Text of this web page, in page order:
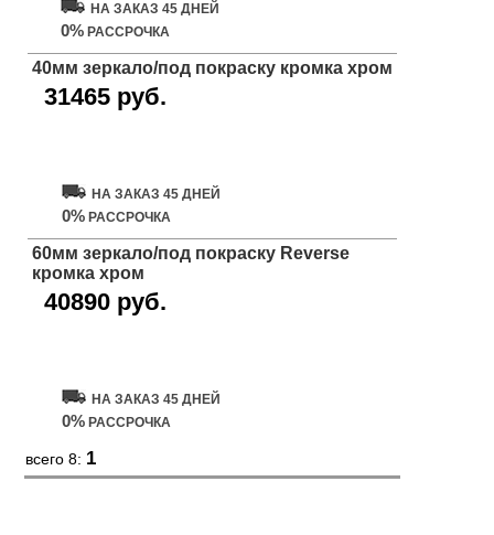
НА ЗАКАЗ 45 ДНЕЙ
0% РАССРОЧКА
40мм зеркало/под покраску кромка хром
31465 руб.
НА ЗАКАЗ 45 ДНЕЙ
0% РАССРОЧКА
60мм зеркало/под покраску Reverse
кромка хром
40890 руб.
НА ЗАКАЗ 45 ДНЕЙ
0% РАССРОЧКА
всего 8: 1